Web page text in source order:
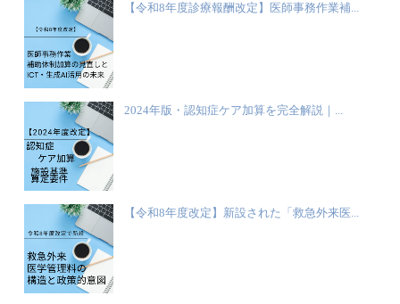
【令和8年度診療報酬改定】医師事務作業補...
2024年版・認知症ケア加算を完全解説｜...
【令和8年度改定】新設された「救急外来医...